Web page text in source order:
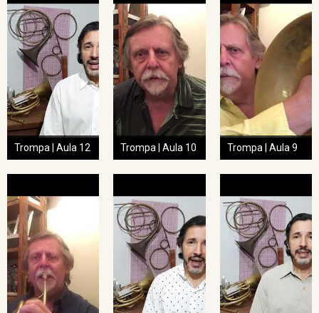
Trompa | Aula 12 Trompa | Aula 10 Trompa | Aula 9